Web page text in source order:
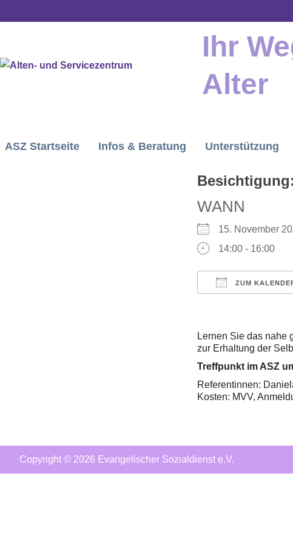
Inhalt
Ihr
Alter
ASZ Startseite Infos & Beratung Unterstützung
WANN
15. November
14:00 - 16:00
ZUM
Lernen Sie das nahe
zur Erhaltung der
Treffpunkt im ASZ
Referentinnen:
Kosten: MVV,
Copyright © 2026 Evangelischer Sozialdienst e.V.